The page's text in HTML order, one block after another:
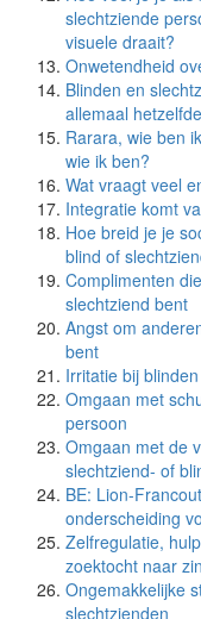
slechtziende
visuele draait?
Onwetendheid
Blinden en
allemaal hetzelfde
Rarara, wie ben
wie ik ben?
Wat vraagt veel
Integratie komt
Hoe breid je je
blind of
Complimenten
slechtziend bent
Angst om
bent
Irritatie bij
Omgaan met
persoon
Omgaan met de
slechtziend- of
BE: Lion-
onderscheiding
Zelfregulatie,
zoektocht naar
Ongemakkelijke
slechtzienden